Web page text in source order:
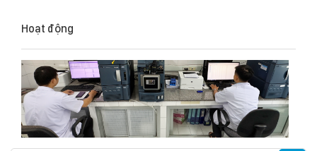
Hoạt động